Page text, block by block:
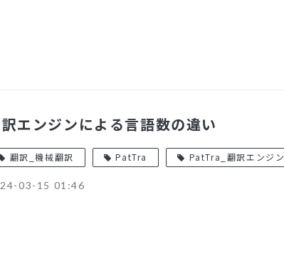
エンジンによる言語数の違い
翻訳_機械翻訳 PatTra PatTra_翻訳エンジン
03-15 01:46